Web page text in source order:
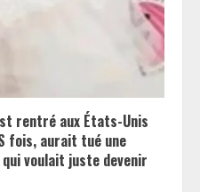
rentré aux États-Unis
fois, aurait tué une
voulait juste devenir